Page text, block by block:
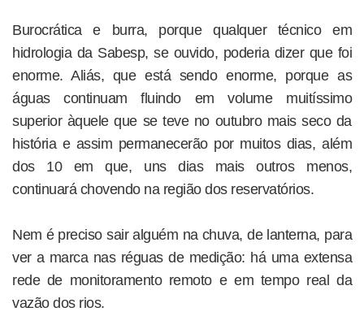
Burocrática e burra, porque qualquer técnico em
hidrologia da Sabesp, se ouvido, poderia dizer que foi
enorme. Aliás, que está sendo enorme, porque as
águas continuam fluindo em volume muitíssimo
superior àquele que se teve no outubro mais seco da
história e assim permanecerão por muitos dias, além
dos 10 em que, uns dias mais outros menos,
continuará chovendo na região dos reservatórios.
Nem é preciso sair alguém na chuva, de lanterna, para
ver a marca nas réguas de medição: há uma extensa
rede de monitoramento remoto e em tempo real da
vazão dos rios.